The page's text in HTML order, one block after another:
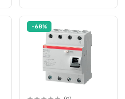
-68%